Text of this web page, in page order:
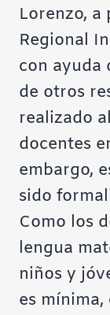
Lorenzo, a
Regional
con ayuda
de otros
realizado
docentes
embargo,
sido
Como los
lengua
niños y
es